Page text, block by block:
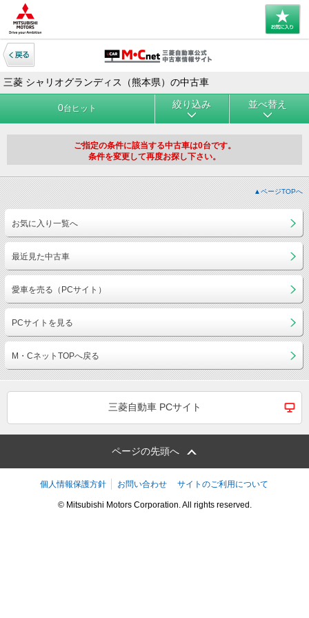
三菱 シャリオグランディス（熊本県）の中古車
0台ヒット 絞り込み 並べ替え
ご指定の条件に該当する中古車は0台です。
条件を変更して再度お探し下さい。
▲ページTOPへ
お気に入り一覧へ
最近見た中古車
愛車を売る（PCサイト）
PCサイトを見る
M・CネットTOPへ戻る
三菱自動車 PCサイト
ページの先頭へ
個人情報保護方針 お問い合わせ サイトのご利用について
© Mitsubishi Motors Corporation. All rights reserved.